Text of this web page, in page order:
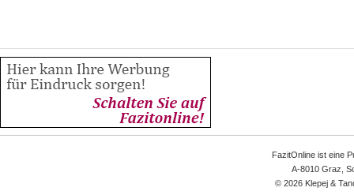
FazitOnline ist eine
A-8010 Graz,
© 2026 Klepej &